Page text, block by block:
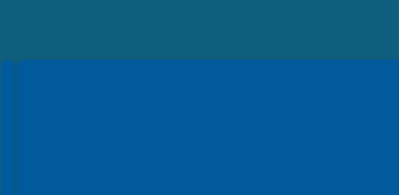
Spełniamy standardy WCAG 2.2
Spełniamy standardy W3C